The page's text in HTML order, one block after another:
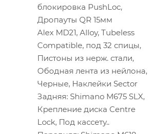
блокировка PushLoc,
Дропауты QR 15мм
Alex MD21, Alloy, Tubeless
Compatible, под 32 спицы,
Пистоны из нерж. стали,
Ободная лента из нейлона,
Черные, Наклейки Sector
Задняя: Shimano M675 SLX,
Крепление диска Centre
Lock, Под кассету..